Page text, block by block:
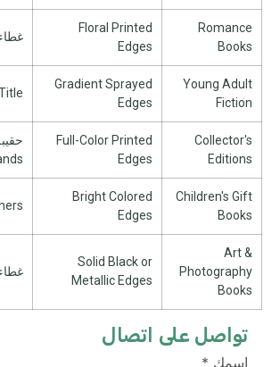
Romance
Books
Floral Printed
Edges
غطاء
Young Adult
Fiction
Gradient Sprayed
Edges
Title
Collector's
Editions
Full-Color Printed
Edges
Children's Gift
Books
Bright Colored
Edges
Art
Photography
Books
Solid Black or
Metallic Edges
غطاء
تواصل على اتصال
اسمك *